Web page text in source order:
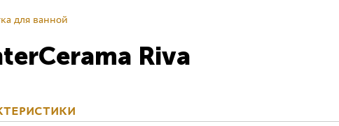
для ванной
Riva